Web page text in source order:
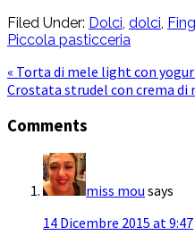
Filed Under: Dolci, dolci,
Piccola pasticceria
« Torta di mele light con
Crostata strudel con crema di
Comments
miss mou says
14 Dicembre 2015 at 9:47